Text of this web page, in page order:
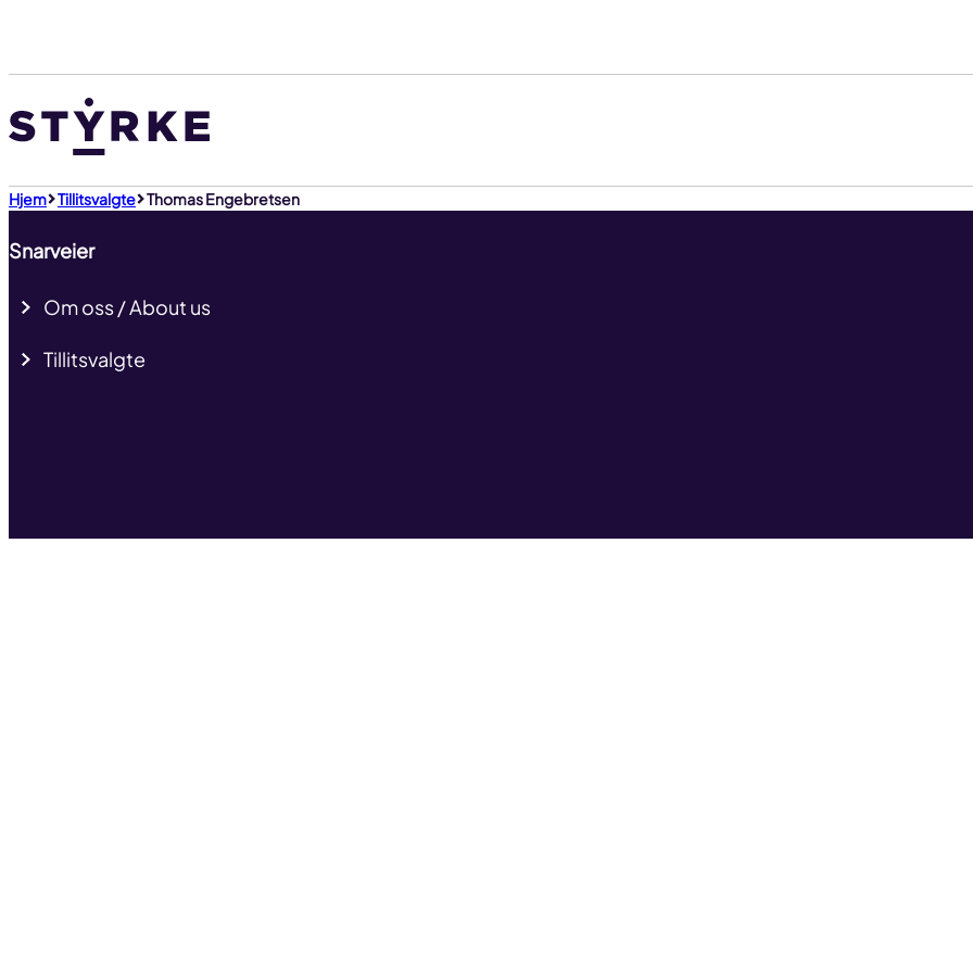
innhold
Hjem Tillitsvalgte Thomas Engebretsen
Snarveier
Om oss / About us
Tillitsvalgte